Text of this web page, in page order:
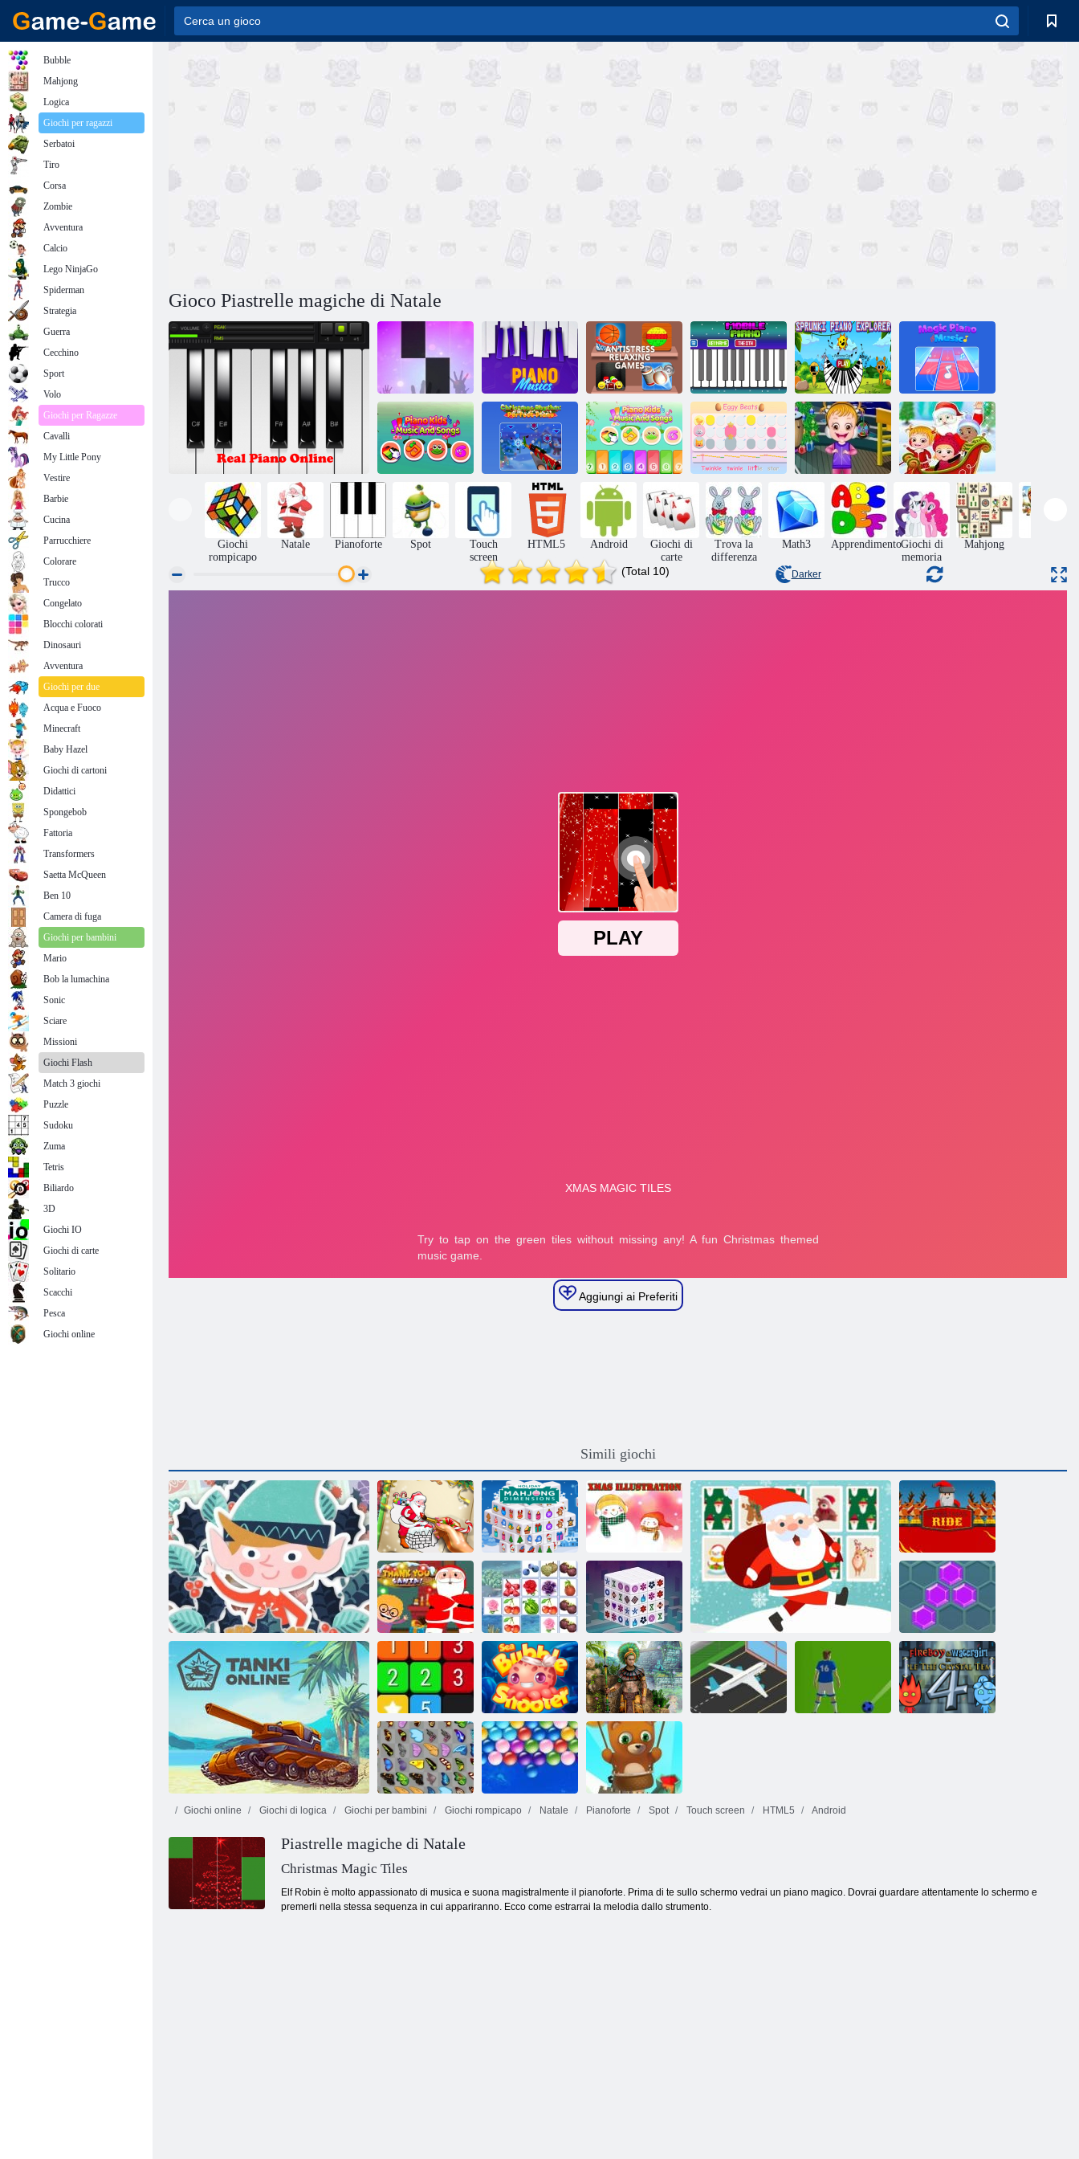
Gioco Piastrelle magiche di Natale
Piastrelle di
piano 3
Musiche per
pianoforte
Giochi rilassanti
antistress
Piano mobile
Sprunki Piano
Explorer
Music Magic
Piano
Musica e
canzoni per
bambini al
pianoforte
Ritmo natalizio:
pianoforte
perfetto
Piano Kids -
Musica e
Battiti d'uovo
Baby Hazel
Capodanno
Bash
Baby Hazel
Sorpresa di
Natale
Giochi
rompicapo
Natale Pianoforte Spot
Touch
screen
HTML5 Android
Giochi di
carte
Trova la
differenza
Math3 ApprendimentoGiochi di
memoria
Mahjong
(Total 10) Darker
Aggiungi ai Preferiti
Simili giochi
12 giorni di Natale
Babbo Natale da
colorare
Dimensioni
Mahjong di
vacanza
Illustrazione di
Natale
Giro di Natale
Grazie Babbo Farm Connect 2
Mahjong
Dimensions
Hexa
Unire
Shooter a bolle
di mare
Tesori di
Montezuma 2
Farfalla Kyodai
Giochi online Giochi di logica Giochi per bambini Giochi rompicapo Natale Pianoforte Spot Touch screen HTML5 Android
Piastrelle magiche di Natale
Christmas Magic Tiles
Elf Robin è molto appassionato di musica e suona magistralmente il pianoforte. Prima di te sullo schermo vedrai un piano magico. Dovrai guardare attentamente lo schermo e
premerli nella stessa sequenza in cui appariranno. Ecco come estrarrai la melodia dallo strumento.
Bubble
Mahjong
Logica
Giochi per ragazzi
Serbatoi
Tiro
Corsa
Zombie
Avventura
Calcio
Lego NinjaGo
Spiderman
Strategia
Guerra
Cecchino
Sport
Volo
Giochi per Ragazze
Cavalli
My Little Pony
Vestire
Barbie
Cucina
Parrucchiere
Colorare
Trucco
Congelato
Blocchi colorati
Dinosauri
Avventura
Giochi per due
Acqua e Fuoco
Minecraft
Baby Hazel
Giochi di cartoni
Didattici
Spongebob
Fattoria
Transformers
Saetta McQueen
Ben 10
Camera di fuga
Giochi per bambini
Mario
Bob la lumachina
Sonic
Sciare
Missioni
Giochi Flash
Match 3 giochi
Puzzle
Sudoku
Zuma
Tetris
Biliardo
3D
Giochi IO
Giochi di carte
Solitario
Scacchi
Pesca
Giochi online